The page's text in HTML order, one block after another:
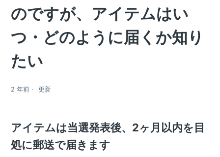
のですが、アイテムはい
つ・どのように届くか知り
たい
2 年前 更新
アイテムは当選発表後、2ヶ月以内を目
処に郵送で届きます